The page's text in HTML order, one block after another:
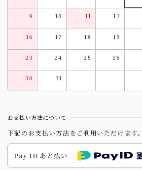
9 10 11 12
16 17 18 19
23 24 25 26
30 31
お支払い方法について
下記のお支払い方法をご利用いただけます。
Pay ID あと払い